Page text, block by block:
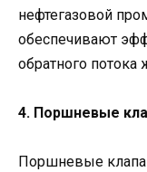
нефтегазовой
обеспечивают
обратного потока
4. Поршневые
Поршневые